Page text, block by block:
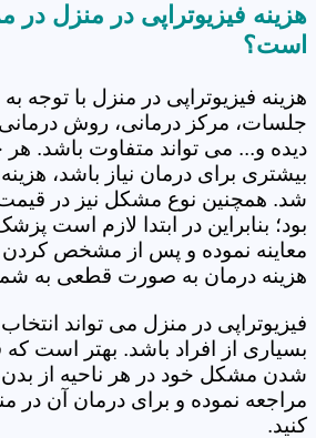
هزینه فیزیوتراپی در منزل
است؟
هزینه فیزیوتراپی در منزل با توجه به
جلسات، مرکز درمانی، روش
دیده و... می تواند متفاوت باشد.
بیشتری برای درمان نیاز باشد،
شد. همچنین نوع مشکل نیز در قیمت
بود؛ بنابراین در ابتدا لازم است
معاینه نموده و پس از مشخص کردن
هزینه درمان به صورت قطعی به
فیزیوتراپی در منزل می تواند
بسیاری از افراد باشد. بهتر است که
شدن مشکل خود در هر ناحیه از
مراجعه نموده و برای درمان آن در
کنید.